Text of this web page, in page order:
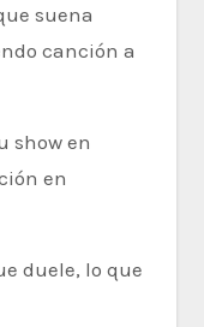
suena
canción a
show en
en
duele, lo que